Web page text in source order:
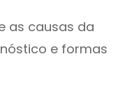
as causas da
e formas